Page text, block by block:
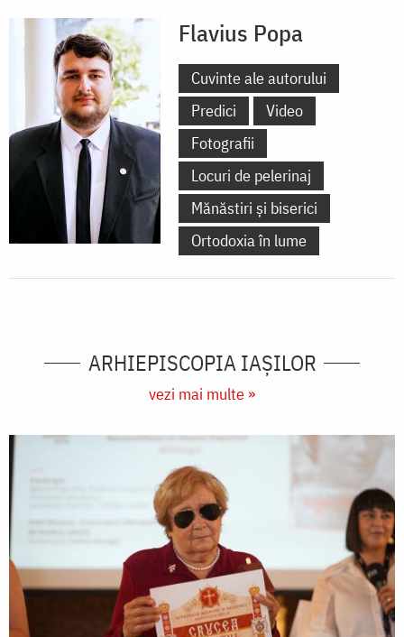
Flavius Popa
Cuvinte ale autorului
Predici
Video
Fotografii
Locuri de pelerinaj
Mănăstiri și biserici
Ortodoxia în lume
ARHIEPISCOPIA IAŞILOR
vezi mai multe »